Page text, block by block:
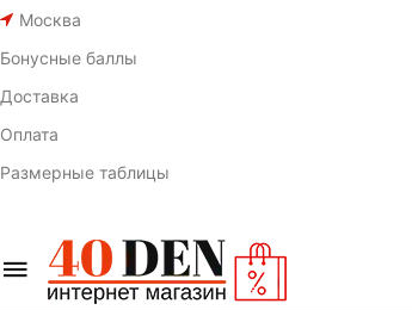
Москва
Бонусные баллы
Доставка
Оплата
Размерные таблицы